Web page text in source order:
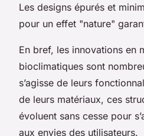
Les designs épurés et
pour un effet "nature"
En bref, les innovations en
bioclimatiques sont
s’agisse de leurs
de leurs matériaux, ces
évoluent sans cesse pour
aux envies des utilisateurs.